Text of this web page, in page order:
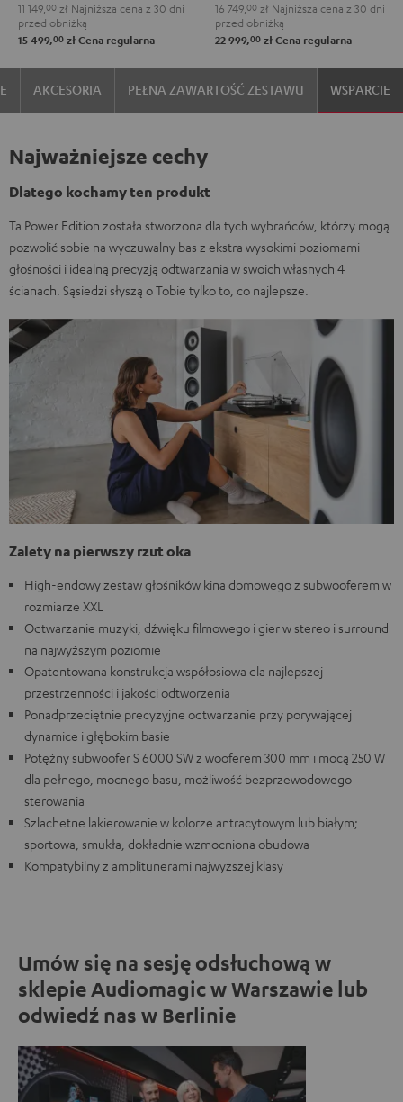
11 149, 00 zł Najniższa cena z 30 dni
przed obniżką
15 499,00 zł Cena regularna
"5.1-
Set"
"5.1-
Set"
16 749, 00 zł Najniższa cena z 30 dni
przed obniżką
22 999,00 zł Cena regularna
AKCESORIA PEŁNA ZAWARTOŚĆ ZESTAWU WSPARCIE
Najważniejsze cechy
Dlatego kochamy ten produkt
Ta Power Edition została stworzona dla tych wybrańców, którzy mogą
pozwolić sobie na wyczuwalny bas z ekstra wysokimi poziomami
głośności i idealną precyzją odtwarzania w swoich własnych 4
ścianach. Sąsiedzi słyszą o Tobie tylko to, co najlepsze.
Zalety na pierwszy rzut oka
High-endowy zestaw głośników kina domowego z subwooferem w
rozmiarze XXL
Odtwarzanie muzyki, dźwięku filmowego i gier w stereo i surround
na najwyższym poziomie
Opatentowana konstrukcja współosiowa dla najlepszej
przestrzenności i jakości odtworzenia
Ponadprzeciętnie precyzyjne odtwarzanie przy porywającej
dynamice i głębokim basie
Potężny subwoofer S 6000 SW z wooferem 300 mm i mocą 250 W
dla pełnego, mocnego basu, możliwość bezprzewodowego
sterowania
Szlachetne lakierowanie w kolorze antracytowym lub białym;
sportowa, smukła, dokładnie wzmocniona obudowa
Kompatybilny z amplitunerami najwyższej klasy
Umów się na sesję odsłuchową w
sklepie Audiomagic w Warszawie lub
odwiedź nas w Berlinie